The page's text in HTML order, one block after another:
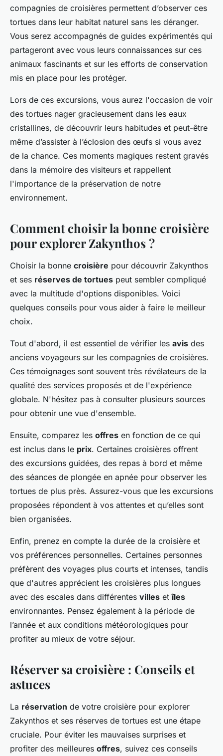
compagnies de croisières permettent d’observer ces
tortues dans leur habitat naturel sans les déranger.
Vous serez accompagnés de guides expérimentés qui
partageront avec vous leurs connaissances sur ces
animaux fascinants et sur les efforts de conservation
mis en place pour les protéger.
Lors de ces excursions, vous aurez l'occasion de voir
des tortues nager gracieusement dans les eaux
cristallines, de découvrir leurs habitudes et peut-être
même d’assister à l’éclosion des œufs si vous avez
de la chance. Ces moments magiques restent gravés
dans la mémoire des visiteurs et rappellent
l'importance de la préservation de notre
environnement.
Comment choisir la bonne croisière
pour explorer Zakynthos ?
Choisir la bonne croisière pour découvrir Zakynthos
et ses réserves de tortues peut sembler compliqué
avec la multitude d'options disponibles. Voici
quelques conseils pour vous aider à faire le meilleur
choix.
Tout d'abord, il est essentiel de vérifier les avis des
anciens voyageurs sur les compagnies de croisières.
Ces témoignages sont souvent très révélateurs de la
qualité des services proposés et de l'expérience
globale. N'hésitez pas à consulter plusieurs sources
pour obtenir une vue d'ensemble.
Ensuite, comparez les offres en fonction de ce qui
est inclus dans le prix. Certaines croisières offrent
des excursions guidées, des repas à bord et même
des séances de plongée en apnée pour observer les
tortues de plus près. Assurez-vous que les excursions
proposées répondent à vos attentes et qu’elles sont
bien organisées.
Enfin, prenez en compte la durée de la croisière et
vos préférences personnelles. Certaines personnes
préfèrent des voyages plus courts et intenses, tandis
que d'autres apprécient les croisières plus longues
avec des escales dans différentes villes etîles
environnantes. Pensez également à la période de
l’année et aux conditions météorologiques pour
profiter au mieux de votre séjour.
Réserver sa croisière : Conseils et
astuces
La réservation de votre croisière pour explorer
Zakynthos et ses réserves de tortues est une étape
cruciale. Pour éviter les mauvaises surprises et
profiter des meilleures offres, suivez ces conseils